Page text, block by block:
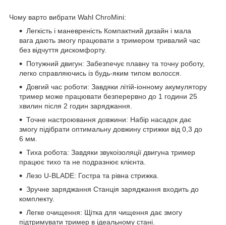
Чому варто вибрати Wahl ChroMini:
Легкість і маневреність Компактний дизайн і мала
вага дають змогу працювати з тримером тривалий час
без відчуття дискомфорту.
Потужний двигун: Забезпечує плавну та точну роботу,
легко справляючись із будь-яким типом волосся.
Довгий час роботи: Завдяки літій-іонному акумулятору
тример може працювати безперервно до 1 години 25
хвилин після 2 годин заряджання.
Точне настроювання довжини: Набір насадок дає
змогу підібрати оптимальну довжину стрижки від 0,3 до
6 мм.
Тиха робота: Завдяки звукоізоляції двигуна тример
працює тихо та не подразнює клієнта.
Лезо U-BLADE: Гостра та рівна стрижка.
Зручне заряджання Станція заряджання входить до
комплекту.
Легке очищення: Щітка для чищення дає змогу
підтримувати тример в ідеальному стані.